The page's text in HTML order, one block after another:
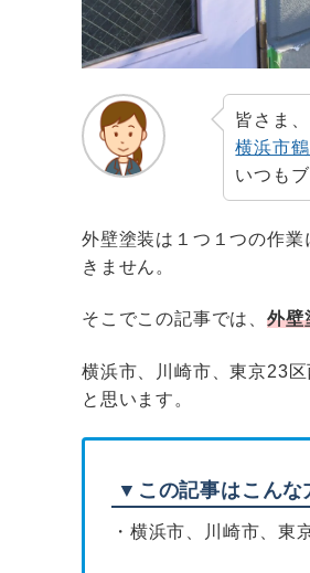
皆さま
横浜市
いつも
外壁塗装は１つ１つの作
きません。
そこでこの記事では、 外壁
横浜市、川崎市、東京23
と思います。
▼この記事はこんな
・横浜市、川崎市、東